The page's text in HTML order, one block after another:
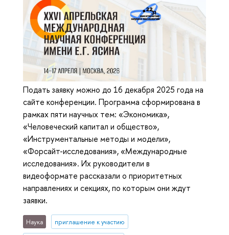
Подать заявку можно до 16 декабря 2025 года на
сайте конференции. Программа сформирована в
рамках пяти научных тем: «Экономика»,
«Человеческий капитал и общество»,
«Инструментальные методы и модели»,
«Форсайт-исследования», «Международные
исследования». Их руководители в
видеоформате рассказали о приоритетных
направлениях и секциях, по которым они ждут
заявки.
Наука приглашение к участию